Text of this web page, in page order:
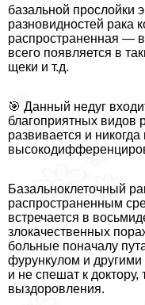
базальной прослойки
разновидностей paка
распространенная —
всего появляется в
щеки и т.д.
🎯 Данный недуг
благоприятных видов
развивается и
Базальноклеточный
распространенным
встречается в
злокачественных
больные поначалу
фурункулом и
и не спешат к
выздоровления.